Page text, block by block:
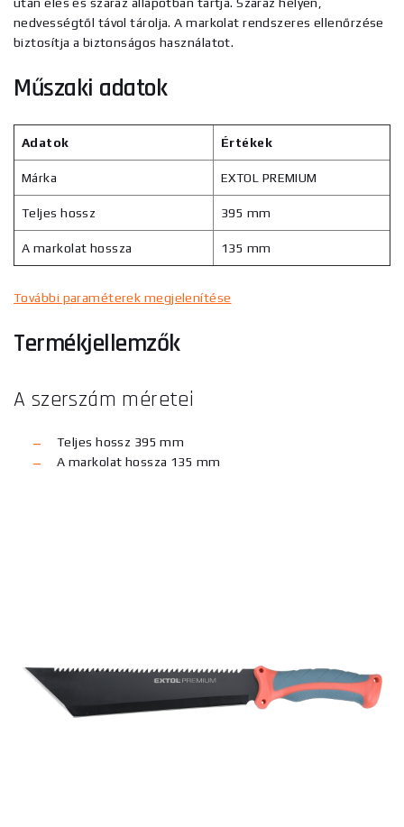
nedvességtől távol tárolja. A markolat rendszeres ellenőrzése
biztosítja a biztonságos használatot.
Műszaki adatok
Adatok Értékek
Márka EXTOL PREMIUM
Teljes hossz 395 mm
A markolat hossza 135 mm
További paraméterek megjelenítése
Termékjellemzők
A szerszám méretei
Teljes hossz 395 mm
A markolat hossza 135 mm